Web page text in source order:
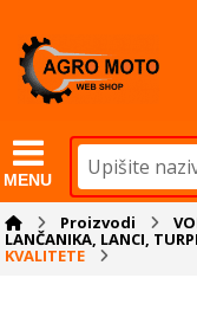
MENU
Proizvodi
LANČANIKA, LANCI,
KVALITETE